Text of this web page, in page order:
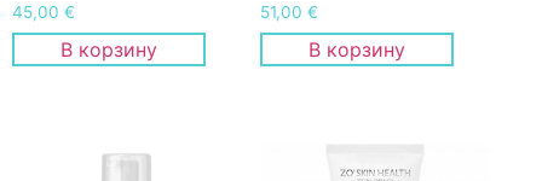
45,00 €
В корзину
51,00€
В корзину